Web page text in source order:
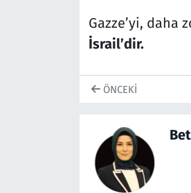
Gazze’yi,
İsrail’dir.
ÖNCEKI